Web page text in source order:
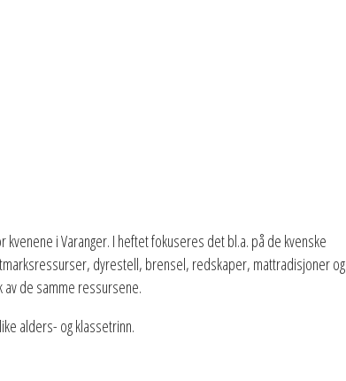
i Varanger. I heftet fokuseres det bl.a. på de kvenske
dyrestell, brensel, redskaper, mattradisjoner og
av de samme ressursene.
alders- og klassetrinn.